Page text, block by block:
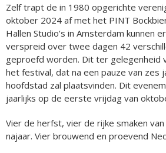
Zelf trapt de in 1980 opgerichte
oktober 2024 af met het PINT
Hallen Studio’s in Amsterdam kunnen
verspreid over twee dagen 42
geproefd worden. Dit ter gelegenheid
het festival, dat na een pauze van zes
hoofdstad zal plaatsvinden. Dit
jaarlijks op de eerste vrijdag van
Vier de herfst, vier de rijke smaken
najaar. Vier brouwend en proevend